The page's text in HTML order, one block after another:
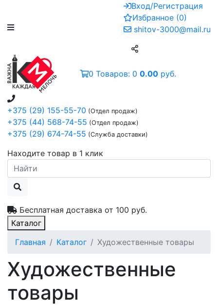
Вход/Регистрация
Избранное (0)
shitov-3000@mail.ru
+375 (29) 155-55-70 (Отдел продаж)
+375 (44) 568-74-55 (Отдел продаж)
+375 (29) 674-74-55 (Служба доставки)
Находите товар в 1 клик
Бесплатная доставка от 100 руб.
0 Товаров: 0 0.00 руб.
Каталог
Главная
Каталог Художественные товары
Художественные
товары